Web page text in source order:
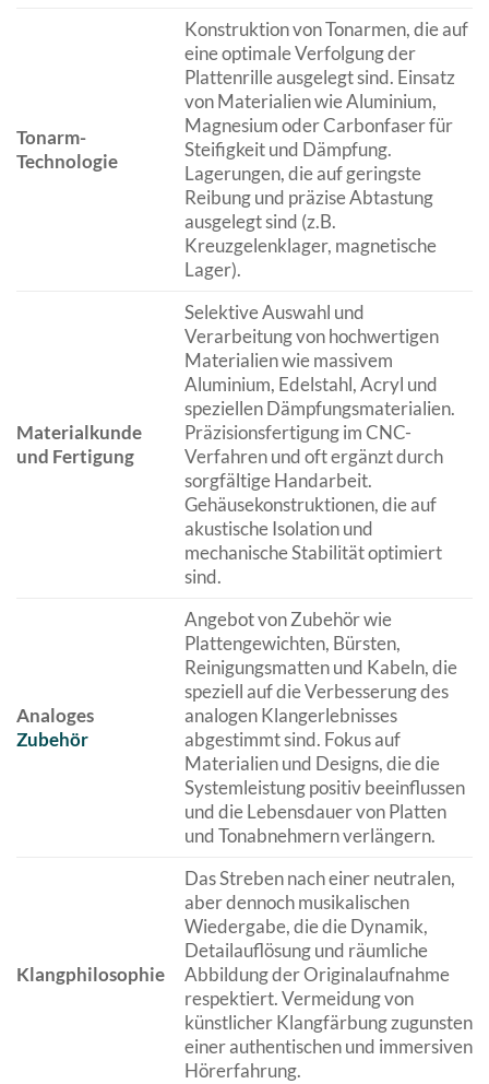
Tonarm-
Technologie
Konstruktion von Tonarmen, die auf
eine optimale Verfolgung der
Plattenrille ausgelegt sind. Einsatz
von Materialien wie Aluminium,
Magnesium oder Carbonfaser für
Steifigkeit und Dämpfung.
Lagerungen, die auf geringste
Reibung und präzise Abtastung
ausgelegt sind (z.B.
Kreuzgelenklager, magnetische
Lager).
Materialkunde
und Fertigung
Selektive Auswahl und
Verarbeitung von hochwertigen
Materialien wie massivem
Aluminium, Edelstahl, Acryl und
speziellen Dämpfungsmaterialien.
Präzisionsfertigung im CNC-
Verfahren und oft ergänzt durch
sorgfältige Handarbeit.
Gehäusekonstruktionen, die auf
akustische Isolation und
mechanische Stabilität optimiert
sind.
Analoges
Zubehör
Angebot von Zubehör wie
Plattengewichten, Bürsten,
Reinigungsmatten und Kabeln, die
speziell auf die Verbesserung des
analogen Klangerlebnisses
abgestimmt sind. Fokus auf
Materialien und Designs, die die
Systemleistung positiv beeinflussen
und die Lebensdauer von Platten
und Tonabnehmern verlängern.
Klangphilosophie
Das Streben nach einer neutralen,
aber dennoch musikalischen
Wiedergabe, die die Dynamik,
Detailauflösung und räumliche
Abbildung der Originalaufnahme
respektiert. Vermeidung von
künstlicher Klangfärbung zugunsten
einer authentischen und immersiven
Hörerfahrung.